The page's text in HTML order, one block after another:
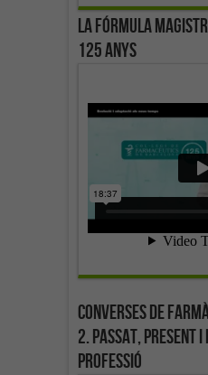
La fórmula
125 anys
Converses de
2. Passat, present
professió